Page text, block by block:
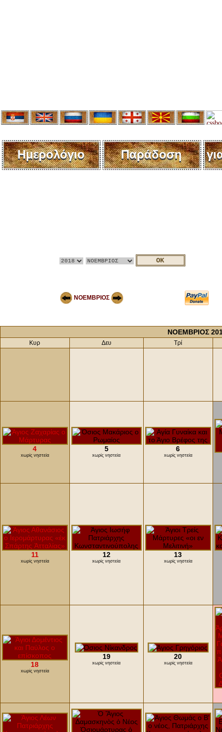
Ημερολόγιο Παράδοση
ΝΟΕΜΒΡΙΟΣ
ΝΟΕΜΒΡΙΟΣ
Κυρ Δευ Τρί
4
xωρίς νηστεία
5
xωρίς νηστεία
6
xωρίς νηστεία
11
xωρίς νηστεία
12
xωρίς νηστεία
13
xωρίς νηστεία
18
xωρίς νηστεία
19
xωρίς νηστεία
20
xωρίς νηστεία